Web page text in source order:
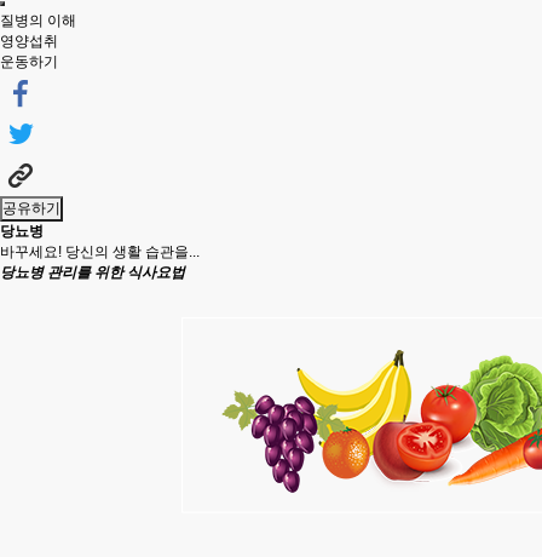
질병의 이해
영양섭취
운동하기
공유하기
당뇨병
바꾸세요! 당신의 생활 습관을...
당뇨병 관리를 위한 식사요법